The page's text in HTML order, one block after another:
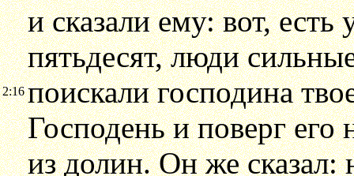
2:16
и сказали ему: вот, есть
пятьдесят, люди
поискали господина
Господень и поверг
из долин. Он же сказал: